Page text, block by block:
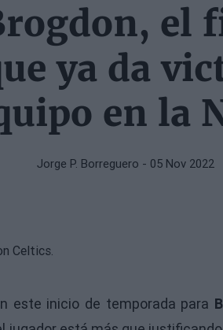
el
ya da
en la
Jorge P. Borreguero - 05 Nov 2022
este inicio de temporada para